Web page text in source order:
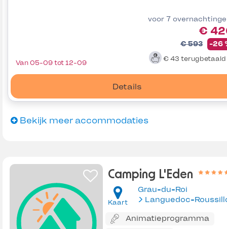
voor 7
€
€ 593 -26
€ 43 terugbetaald
Details
Van 05-09 tot 12-09
Bekijk meer accommodaties
Camping L'Eden
Kaart
Grau-du-Roi
Languedoc-
Animatieprogramma